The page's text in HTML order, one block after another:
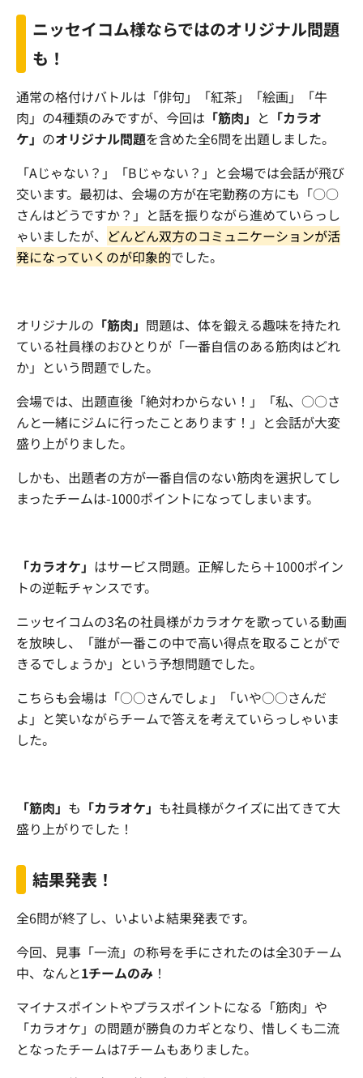
ニッセイコム様ならではのオリジナル問題
も！
通常の格付けバトルは「俳句」「紅茶」「絵画」「牛
肉」の4種類のみですが、今回は 「筋肉」 と 「カラオ
ケ」 のオリジナル問題を含めた全6問を出題しました。
「Aじゃない？」「Bじゃない？」と会場では会話が飛び
交います。最初は、会場の方が在宅勤務の方にも「○○
さんはどうですか？」と話を振りながら進めていらっし
ゃいましたが、 どんどん双方のコミュニケーションが活
発になっていくのが印象的でした。
オリジナルの 「筋肉」 問題は、体を鍛える趣味を持たれ
ている社員様のおひとりが「一番自信のある筋肉はどれ
か」という問題でした。
会場では、出題直後「絶対わからない！」「私、○○さ
んと一緒にジムに行ったことあります！」と会話が大変
盛り上がりました。
しかも、出題者の方が一番自信のない筋肉を選択してし
まったチームは-1000ポイントになってしまいます。
「カラオケ」 はサービス問題。正解したら＋1000ポイン
トの逆転チャンスです。
ニッセイコムの3名の社員様がカラオケを歌っている動画
を放映し、「誰が一番この中で高い得点を取ることがで
きるでしょうか」という予想問題でした。
こちらも会場は「○○さんでしょ」「いや○○さんだ
よ」と笑いながらチームで答えを考えていらっしゃいま
した。
「筋肉」 も 「カラオケ」 も社員様がクイズに出てきて大
盛り上がりでした！
結果発表！
全6問が終了し、いよいよ結果発表です。
今回、見事「一流」の称号を手にされたのは全30チーム
中、なんと1チームのみ ！
マイナスポイントやプラスポイントになる「筋肉」や
「カラオケ」の問題が勝負のカギとなり、惜しくも二流
となったチームは7チームもありました。